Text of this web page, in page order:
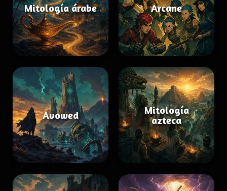
Mitología árabe Arcane
Avowed
Mitología
azteca